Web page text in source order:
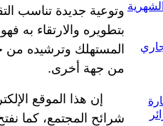
وتوعية جديدة تناسب
بتطويره والارتقاء به
المستهلك وترشيده من
من جهة أخرى.
إن هذا الموقع
شرائح المجتمع، كما